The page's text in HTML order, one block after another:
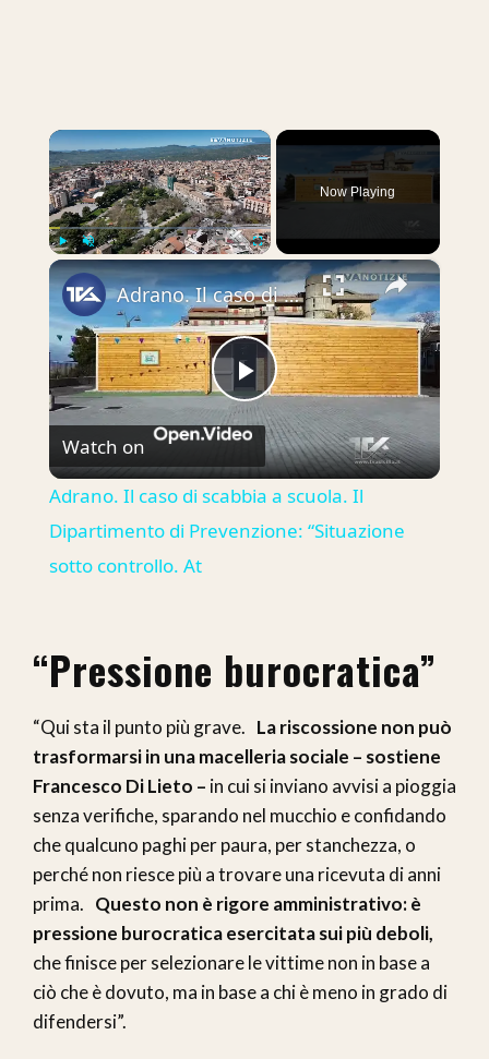
×
Unmute Fullscreen
Now Playing
×
Play
Video
Adrano. Il caso di scabbia a scuola. Il Dipartimento di Prevenzione: “Situazione sotto controllo. At
Watch on
Adrano. Il caso di scabbia a scuola. Il
Dipartimento di Prevenzione: “Situazione
sotto controllo. At
“Pressione burocratica”
“Qui sta il punto più grave. La riscossione non può
trasformarsi in una macelleria sociale – sostiene
Francesco Di Lieto – in cui si inviano avvisi a pioggia
senza verifiche, sparando nel mucchio e confidando
che qualcuno paghi per paura, per stanchezza, o
perché non riesce più a trovare una ricevuta di anni
prima. Questo non è rigore amministrativo: è
pressione burocratica esercitata sui più deboli,
che finisce per selezionare le vittime non in base a
ciò che è dovuto, ma in base a chi è meno in grado di
difendersi”.